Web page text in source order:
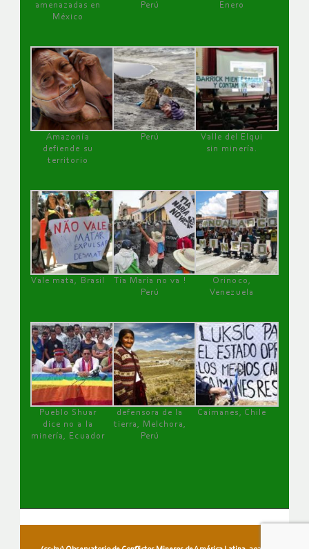
amenazadas en
México
Perú
Enero
Amazonía
defiende su
territorio
Perú
Valle del Elqui
sin minería.
Vale mata, Brasil
Tía María no va !
Perú
Orinoco,
Venezuela
Pueblo Shuar
dice no a la
minería, Ecuador
defensora de la
tierra, Melchora,
Perú
Caimanes, Chile